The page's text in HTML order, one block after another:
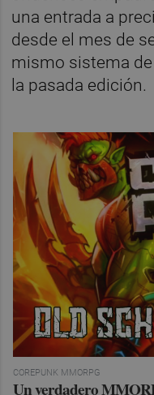
una entrada a
desde el mes de
mismo sistema
la pasada edición.
COREPUNK MMORPG
Un verdadero